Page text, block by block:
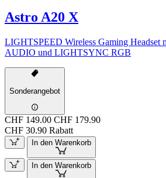
Astro A20 X
LIGHTSPEED Wireless Gaming
AUDIO und LIGHTSYNC RGB
Sonderangebot
CHF 149.00 CHF 179.90
CHF 30.90 Rabatt
In den Warenkorb
In den Warenkorb